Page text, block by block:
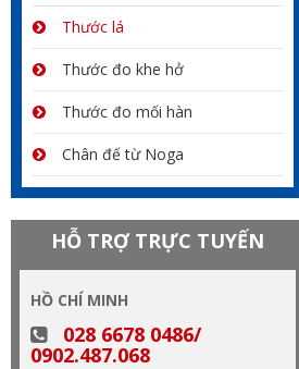
Thước lá
Thước đo khe hở
Thước đo mối hàn
Chân đế từ Noga
HỖ TRỢ TRỰC TUYẾN
HỒ CHÍ MINH
028 6678 0486/
0902.487.068